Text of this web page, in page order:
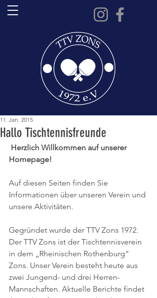
Hallo Tischtennisfreunde
11. Jan. 2015
Herzlich Willkommen auf unserer
Homepage!
Auf diesen Seiten finden Sie
Informationen über unseren Verein und
unsere Aktivitäten.
Gegründet wurde der TTV Zons 1972.
Der TTV Zons ist der Tischtennisverein
in dem „Rheinischen Rothenburg“
Zons. Unser Verein besteht heute aus
zwei Jungend- und drei Herren-
Mannschaften. Aktuelle Berichte findet